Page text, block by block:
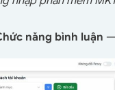
năng bình luận